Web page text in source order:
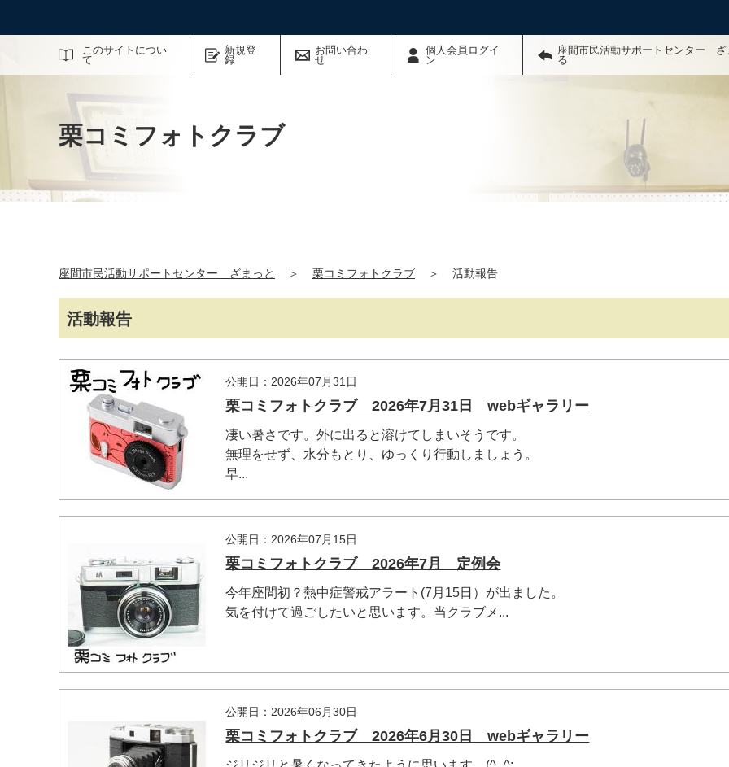
このサイトについ
て
新規登
録
お問い合わ
せ
個人会員ログイ
ン
座間市民活動サポートセンター ざ
る
サイト内検索
栗コミフォトクラブ
座間市民活動サポートセンター ざまっと ＞ 栗コミフォトクラブ ＞ 活動報告
活動報告
公開日：2026年07月31日
栗コミフォトクラブ 2026年7月31日 webギャラリー
凄い暑さです。外に出ると溶けてしまいそうです。
無理をせず、水分もとり、ゆっくり行動しましょう。
早...
公開日：2026年07月15日
栗コミフォトクラブ 2026年7月 定例会
今年座間初？熱中症警戒アラート(7月15日）が出ました。
気を付けて過ごしたいと思います。当クラブメ...
公開日：2026年06月30日
栗コミフォトクラブ 2026年6月30日 webギャラリー